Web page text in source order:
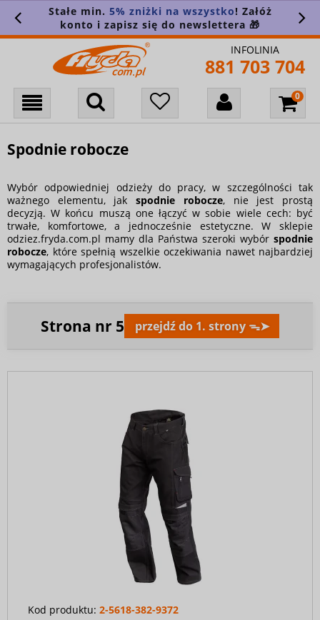
Stałe min. 5% zniżki na wszystko! Załóż
konto i zapisz się do newslettera 🎁
INFOLINIA
881 703 704
Spodnie robocze
Wybór odpowiedniej odzieży do pracy, w szczególności tak
ważnego elementu, jakspodnie robocze, nie jest prostą
decyzją. W końcu muszą one łączyć w sobie wiele cech: być
trwałe, komfortowe, a jednocześnie estetyczne. W sklepie
odziez.fryda.com.pl mamy dla Państwa szeroki wybór spodnie
robocze, które spełnią wszelkie oczekiwania nawet najbardziej
wymagających profesjonalistów.
Strona nr 5 przejdź do 1. strony ᯓ➤
Kod produktu: 2-5618-382-9372